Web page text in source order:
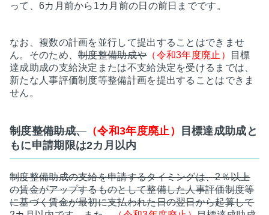
って、6カ月前から1カ月前の日の前日までです。
なお、複数の計画を並行して提出することはできませ
ん。そのため、制度整備助成や（令和3年度廃止）
目標
達成助成の支給決定または不支給決定を受けるまでは、
新たな人事評価制度等整備計画を提出することはできま
せん。
制度整備助成、 （令和3年度廃止）
目標達成助成と
もに申請期限は2カ月以内
制度整備助成の支給を申請するタイミングは、2％以上
の賃金がアップするものとして整備した人事評価制度等
に基づく賃金が最初に支払われた日の翌日から起算して